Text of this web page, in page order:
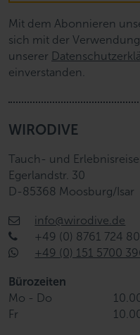
Mit dem Abonnieren
sich mit der
unserer
einverstanden.
WIRODIVE
Tauch- und
Egerlandstr. 30
D-85368 Moosburg/Isar
info@wirodive.de
+49 (0) 8761 724
+49 (0) 151 5700
Bürozeiten
Mo - Do
Fr